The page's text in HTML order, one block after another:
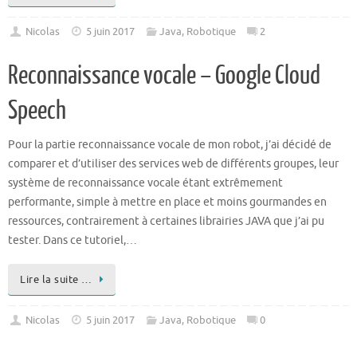
Nicolas 5 juin 2017 Java, Robotique 2
Reconnaissance vocale – Google Cloud
Speech
Pour la partie reconnaissance vocale de mon robot, j’ai décidé de
comparer et d’utiliser des services web de différents groupes, leur
système de reconnaissance vocale étant extrêmement
performante, simple à mettre en place et moins gourmandes en
ressources, contrairement à certaines librairies JAVA que j’ai pu
tester. Dans ce tutoriel,…
Lire la suite …
Nicolas 5 juin 2017 Java, Robotique 0